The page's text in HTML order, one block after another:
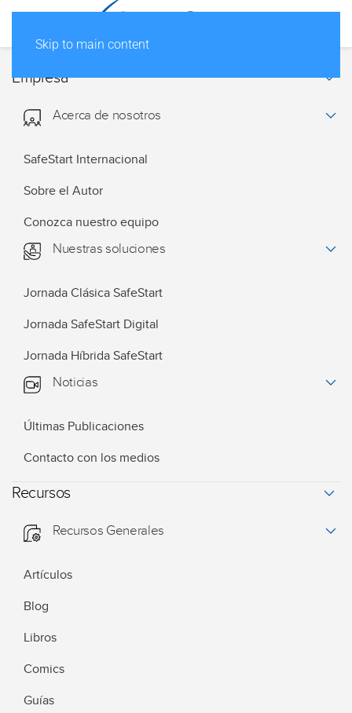
Skip to main content
Empresa
Acerca de nosotros
SafeStart Internacional
Sobre el Autor
Conozca nuestro equipo
Nuestras soluciones
Jornada Clásica SafeStart
Jornada SafeStart Digital
Jornada Híbrida SafeStart
Noticias
Últimas Publicaciones
Contacto con los medios
Recursos
Recursos Generales
Artículos
Blog
Libros
Comics
Guías